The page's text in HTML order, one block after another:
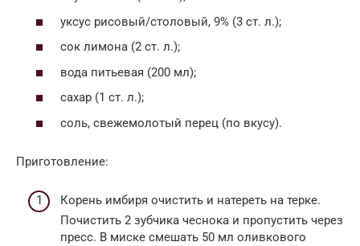
уксус рисовый/столовый, 9% (3 ст. л.);
сок лимона (2 ст. л.);
вода питьевая (200 мл);
сахар (1 ст. л.);
соль, свежемолотый перец (по вкусу).
Приготовление:
Корень имбиря очистить и натереть на терке.
Почистить 2 зубчика чеснока и пропустить через
пресс. В миске смешать 50 мл оливкового